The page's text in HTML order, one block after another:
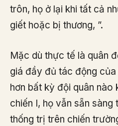
trôn, họ ở lại khi tất cả
giết hoặc bị thương, ”.
Mặc dù thực tế là quân
giá đầy đủ tác động của
hơn bất kỳ đội quân nào
chiến I, họ vẫn sẵn sàng
thống trị trên chiến